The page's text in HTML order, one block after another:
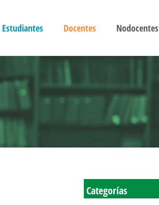
Estudiantes Docentes Nodocentes
Categorías